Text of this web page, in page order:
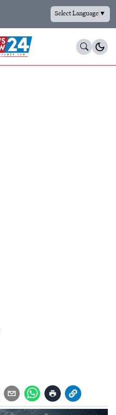
Select Language▼